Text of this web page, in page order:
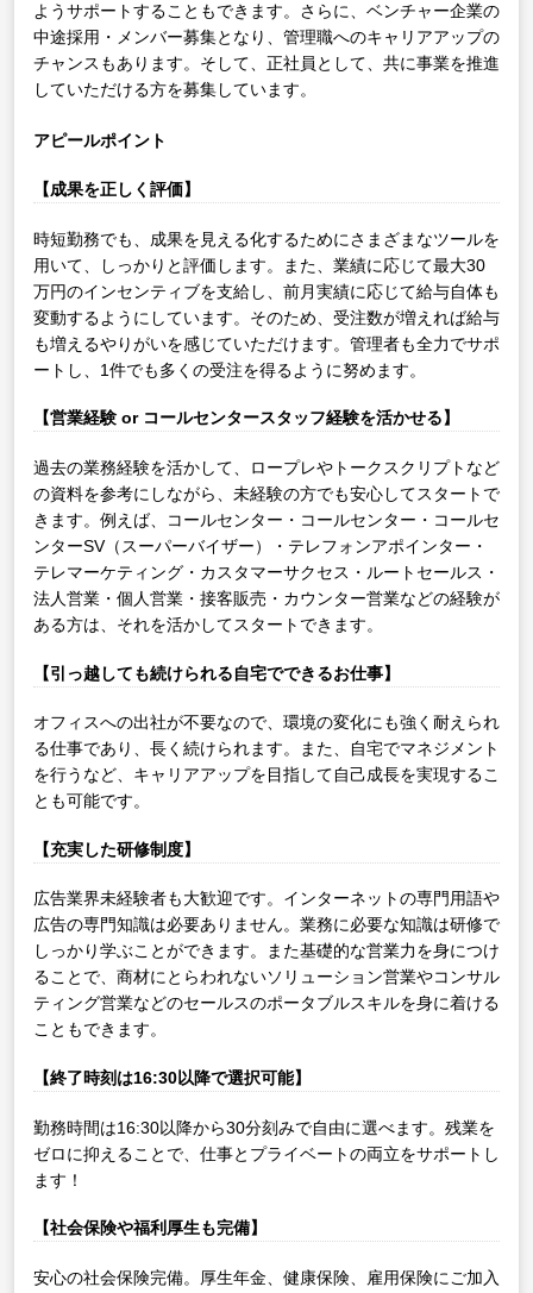
ようサポートすることもできます。さらに、ベンチャー企業の
中途採用・メンバー募集となり、管理職へのキャリアアップの
チャンスもあります。そして、正社員として、共に事業を推進
していただける方を募集しています。
アピールポイント
【成果を正しく評価】
時短勤務でも、成果を見える化するためにさまざまなツールを
用いて、しっかりと評価します。また、業績に応じて最大30
万円のインセンティブを支給し、前月実績に応じて給与自体も
変動するようにしています。そのため、受注数が増えれば給与
も増えるやりがいを感じていただけます。管理者も全力でサポ
ートし、1件でも多くの受注を得るように努めます。
【営業経験 or コールセンタースタッフ経験を活かせる】
過去の業務経験を活かして、ロープレやトークスクリプトなど
の資料を参考にしながら、未経験の方でも安心してスタートで
きます。例えば、コールセンター・コールセンター・コールセ
ンターSV（スーパーバイザー）・テレフォンアポインター・
テレマーケティング・カスタマーサクセス・ルートセールス・
法人営業・個人営業・接客販売・カウンター営業などの経験が
ある方は、それを活かしてスタートできます。
【引っ越しても続けられる自宅でできるお仕事】
オフィスへの出社が不要なので、環境の変化にも強く耐えられ
る仕事であり、長く続けられます。また、自宅でマネジメント
を行うなど、キャリアアップを目指して自己成長を実現するこ
とも可能です。
【充実した研修制度】
広告業界未経験者も大歓迎です。インターネットの専門用語や
広告の専門知識は必要ありません。業務に必要な知識は研修で
しっかり学ぶことができます。また基礎的な営業力を身につけ
ることで、商材にとらわれないソリューション営業やコンサル
ティング営業などのセールスのポータブルスキルを身に着ける
こともできます。
【終了時刻は16:30以降で選択可能】
勤務時間は16:30以降から30分刻みで自由に選べます。残業を
ゼロに抑えることで、仕事とプライベートの両立をサポートし
ます！
【社会保険や福利厚生も完備】
安心の社会保険完備。厚生年金、健康保険、雇用保険にご加入